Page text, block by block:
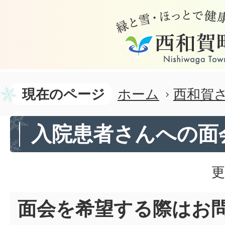
現在のページ ホーム 西和賀
入院患者さんへの
面会を希望する際はお